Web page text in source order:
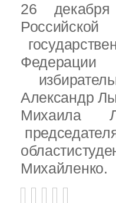
26
Александр
Михаила
Михайленко.